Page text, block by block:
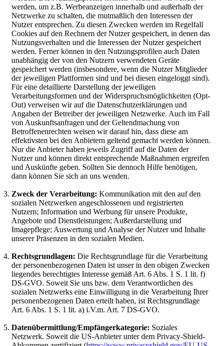
werden, um z.B. Werbeanzeigen innerhalb und außerhalb der
Netzwerke zu schalten, die mutmaßlich den Interessen der
Nutzer entsprechen. Zu diesen Zwecken werden im Regelfall
Cookies auf den Rechnern der Nutzer gespeichert, in denen das
Nutzungsverhalten und die Interessen der Nutzer gespeichert
werden. Ferner können in den Nutzungsprofilen auch Daten
unabhängig der von den Nutzern verwendeten Geräte
gespeichert werden (insbesondere, wenn die Nutzer Mitglieder
der jeweiligen Plattformen sind und bei diesen eingeloggt sind).
Für eine detaillierte Darstellung der jeweiligen
Verarbeitungsformen und der Widerspruchsmöglichkeiten (Opt-
Out) verweisen wir auf die Datenschutzerklärungen und
Angaben der Betreiber der jeweiligen Netzwerke. Auch im Fall
von Auskunftsanfragen und der Geltendmachung von
Betroffenenrechten weisen wir darauf hin, dass diese am
effektivsten bei den Anbietern geltend gemacht werden können.
Nur die Anbieter haben jeweils Zugriff auf die Daten der
Nutzer und können direkt entsprechende Maßnahmen ergreifen
und Auskünfte geben. Sollten Sie dennoch Hilfe benötigen,
dann können Sie sich an uns wenden.
Zweck der Verarbeitung: Kommunikation mit den auf den
sozialen Netzwerken angeschlossenen und registrierten
Nutzern; Information und Werbung für unsere Produkte,
Angebote und Dienstleistungen; Außerdarstellung und
Imagepflege; Auswertung und Analyse der Nutzer und Inhalte
unserer Präsenzen in den sozialen Medien.
Rechtsgrundlagen: Die Rechtsgrundlage für die Verarbeitung
der personenbezogenen Daten ist unser in den obigen Zwecken
liegendes berechtigtes Interesse gemäß Art. 6 Abs. 1 S. 1 lit. f)
DS-GVO. Soweit Sie uns bzw. dem Verantwortlichen des
sozialen Netzwerks eine Einwilligung in die Verarbeitung Ihrer
personenbezogenen Daten erteilt haben, ist Rechtsgrundlage
Art. 6 Abs. 1 S. 1 lit. a) i.V.m. Art. 7 DS-GVO.
Datenübermittlung/Empfängerkategorie: Soziales
Netzwerk. Soweit die US-Anbieter unter dem Privacy-Shield-